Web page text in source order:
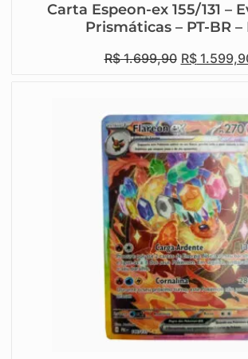
Carta Espeon-ex 155/131 –
Prismáticas – PT-BR –
R$1.699,90 R$